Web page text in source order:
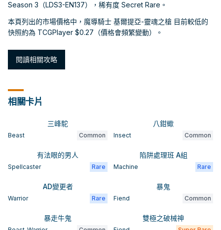
Season 3（LDS3-EN137），稀有度 Secret Rare。
本頁列出的市場價格中，魔導騎士 基爾提亞-靈魂之槍 目前較低的
快照約為 TCGPlayer $0.27（價格會頻繁變動）。
閱讀相關攻略
相關卡片
三峰駝
Beast Common
八鉗蠍
Insect Common
有法眼的男人
Spellcaster Rare
陷阱處理班 A組
Machine Rare
AD變更者
Warrior Rare
暴鬼
Fiend Common
暴走牛鬼 雙極之破械神